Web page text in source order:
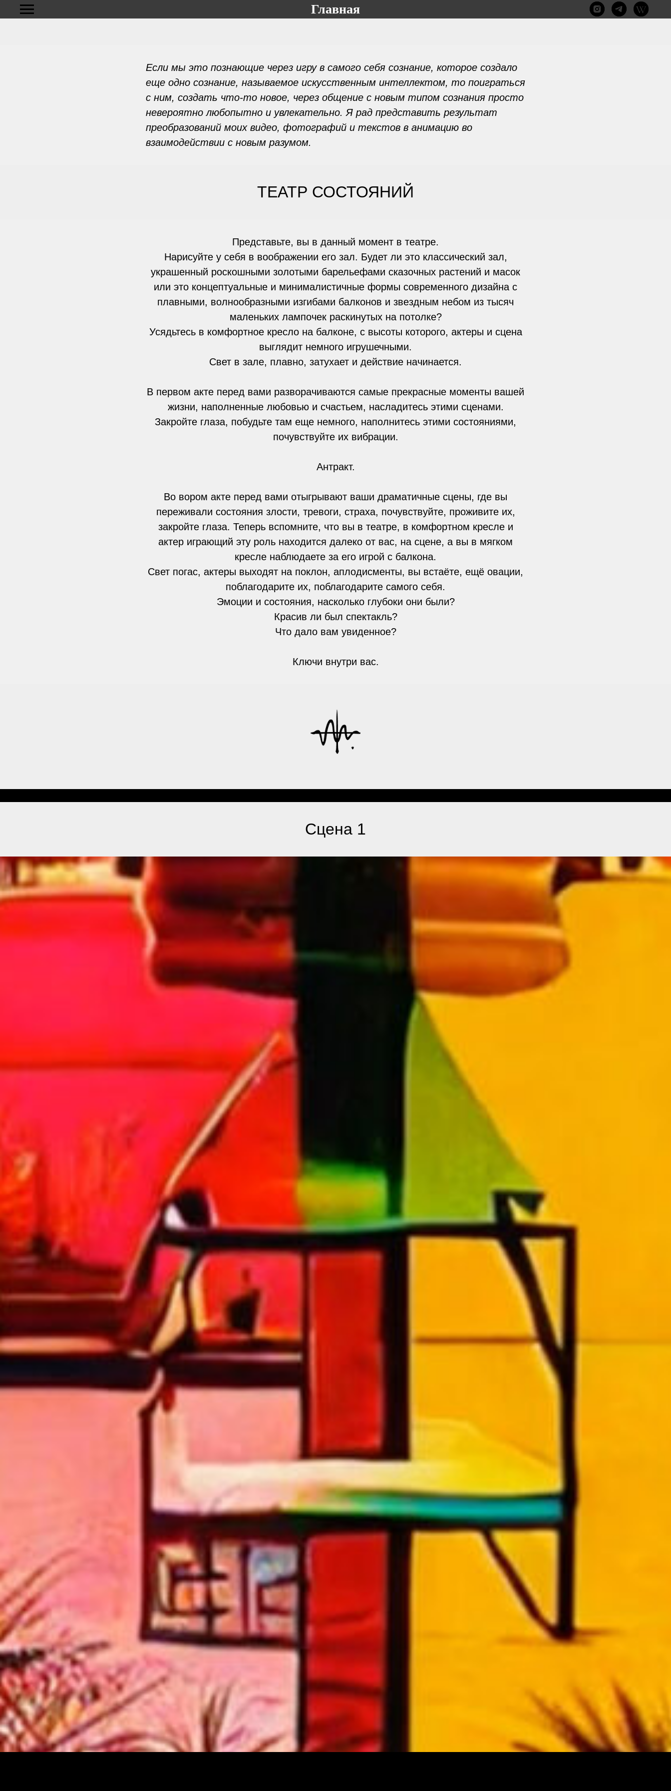
Главная
Если мы это познающие через игру в самого себя сознание, которое создало
еще одно сознание, называемое искусственным интеллектом, то поиграться
с ним, создать что-то новое, через общение с новым типом сознания просто
невероятно любопытно и увлекательно. Я рад представить результат
преобразований моих видео, фотографий и текстов в анимацию во
взаимодействии с новым разумом.
ТЕАТР СОСТОЯНИЙ
Представьте, вы в данный момент в театре.
Нарисуйте у себя в воображении его зал. Будет ли это классический зал,
украшенный роскошными золотыми барельефами сказочных растений и масок
или это концептуальные и минималистичные формы современного дизайна с
плавными, волнообразными изгибами балконов и звездным небом из тысяч
маленьких лампочек раскинутых на потолке?
Усядьтесь в комфортное кресло на балконе, с высоты которого, актеры и сцена
выглядит немного игрушечными.
Свет в зале, плавно, затухает и действие начинается.
В первом акте перед вами разворачиваются самые прекрасные моменты вашей
жизни, наполненные любовью и счастьем, насладитесь этими сценами.
Закройте глаза, побудьте там еще немного, наполнитесь этими состояниями,
почувствуйте их вибрации.
Антракт.
Во вором акте перед вами отыгрывают ваши драматичные сцены, где вы
переживали состояния злости, тревоги, страха, почувствуйте, проживите их,
закройте глаза. Теперь вспомните, что вы в театре, в комфортном кресле и
актер играющий эту роль находится далеко от вас, на сцене, а вы в мягком
кресле наблюдаете за его игрой с балкона.
Свет погас, актеры выходят на поклон, аплодисменты, вы встаёте, ещё овации,
поблагодарите их, поблагодарите самого себя.
Эмоции и состояния, насколько глубоки они были?
Красив ли был спектакль?
Что дало вам увиденное?
Ключи внутри вас.
Сцена 1